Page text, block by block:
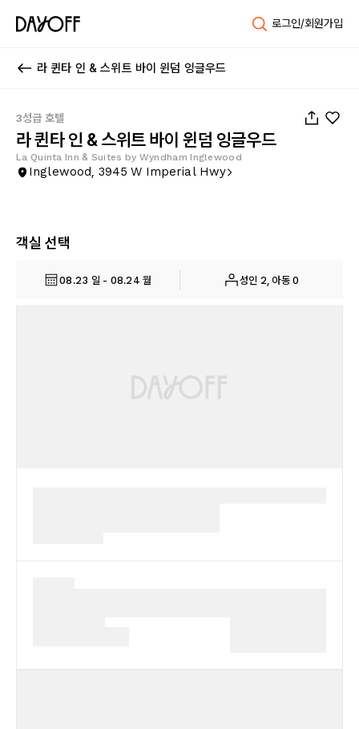
로그인/회원가입
라 퀸타 인 & 스위트 바이 윈덤 잉글우드
3성급 호텔
라 퀸타 인 & 스위트 바이 윈덤 잉글우드
La Quinta Inn & Suites by Wyndham Inglewood
Inglewood, 3945 W Imperial Hwy
객실 선택
08.23 일 - 08.24 월 성인 2, 아동 0